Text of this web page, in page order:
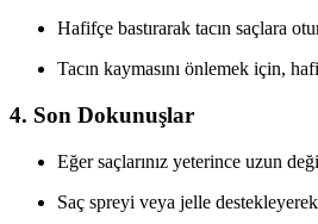
Hafifçe bastırarak tacın saçlara
Tacın kaymasını önlemek için,
4. Son Dokunuşlar
Eğer saçlarınız yeterince uzun
Saç spreyi veya jelle